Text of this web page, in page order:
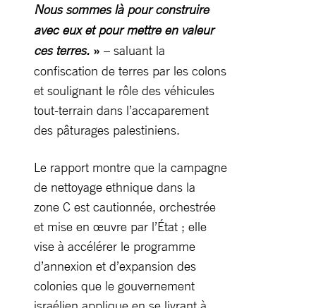
Nous sommes là pour construire
avec eux et pour mettre en valeur
ces terres. » – saluant la
confiscation de terres par les colons
et soulignant le rôle des véhicules
tout-terrain dans l’accaparement
des pâturages palestiniens.
Le rapport montre que la campagne
de nettoyage ethnique dans la
zone C est cautionnée, orchestrée
et mise en œuvre par l’État ; elle
vise à accélérer le programme
d’annexion et d’expansion des
colonies que le gouvernement